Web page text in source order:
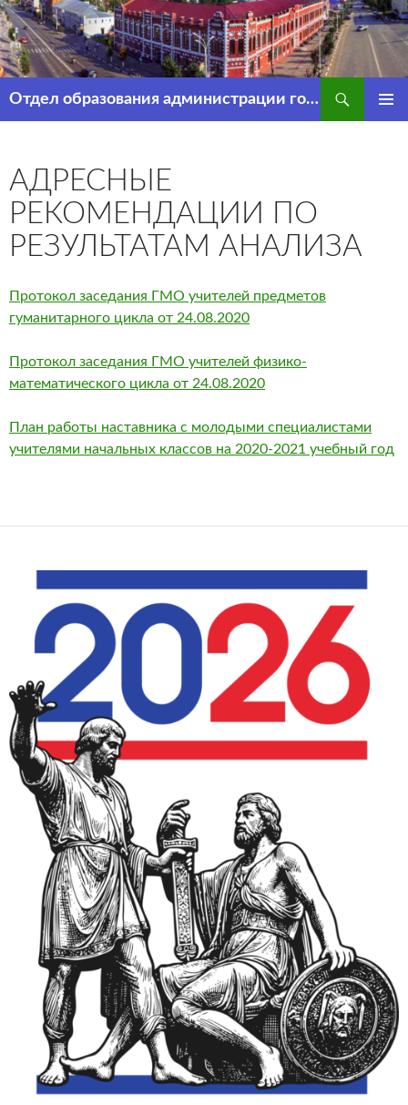
Перейти
к
содержимому
Отдел образования администрации города Рассказово
АДРЕСНЫЕ
РЕКОМЕНДАЦИИ ПО
РЕЗУЛЬТАТАМ АНАЛИЗА
Протокол заседания ГМО учителей предметов
гуманитарного цикла от 24.08.2020
Протокол заседания ГМО учителей физико-
математического цикла от 24.08.2020
План работы наставника с молодыми специалистами
учителями начальных классов на 2020-2021 учебный год